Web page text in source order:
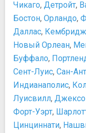
Чикаго, Детройт,
Бостон, Орландо,
Даллас,
Новый Орлеан,
Буффало,
Сент-Луис, Сан-
Индианаполис,
Луисвилл,
Форт-Уэрт,
Цинциннати,